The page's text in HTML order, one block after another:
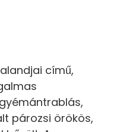
című,
pározsi örökös,